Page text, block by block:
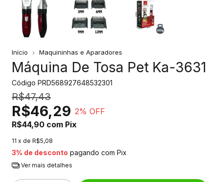
Início Maquininhas e Aparadores
Máquina De Tosa Pet Ka-3631
Código PRD568927648532301
R$47,43
R$46,29 2% OFF
R$44,90 com Pix
11 x de R$5,08
3% de desconto pagando com Pix
Ver mais detalhes